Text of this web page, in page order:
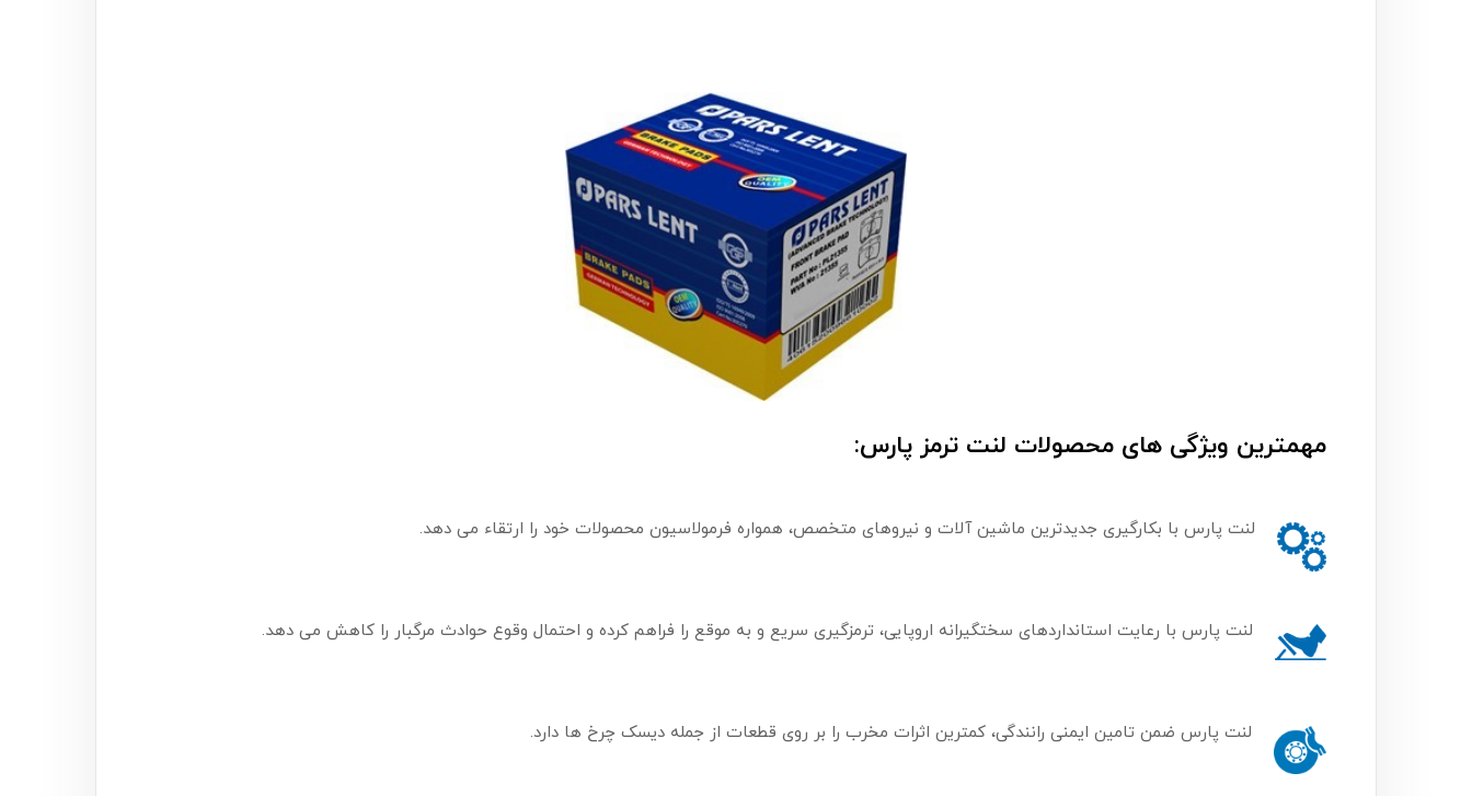
مهمترین ویژگی های محصولات لنت ترمز پارس:
لنت پارس با بکارگیری جدیدترین ماشین آلات و نیروهای متخصص، همواره فرمولاسیون محصولات خود را ارتقاء می دهد.
لنت پارس با رعایت استانداردهای سختگیرانه اروپایی، ترمزگیری سریع و به موقع را فراهم کرده و احتمال وقوع حوادث مرگبار را کاهش می دهد.
لنت پارس ضمن تامین ایمنی رانندگی، کمترین اثرات مخرب را بر روی قطعات از جمله دیسک چرخ ها دارد.